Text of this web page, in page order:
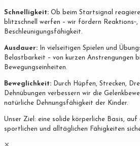
Schnelligkeit: Ob beim Startsignal
blitzschnell werfen – wir fördern Reaktions‐,
Beschleunigungsfähigkeit.
Ausdauer: In vielseitigen Spielen und
Belastbarkeit – von kurzen Anstrengungen
Bewegungseinheiten.
Beweglichkeit: Durch Hüpfen, Strecken,
Dehnübungen verbessern wir die
natürliche Dehnungsfähigkeit der Kinder.
Unser Ziel: eine solide körperliche Basis, auf
sportlichen und alltäglichen Fähigkeiten